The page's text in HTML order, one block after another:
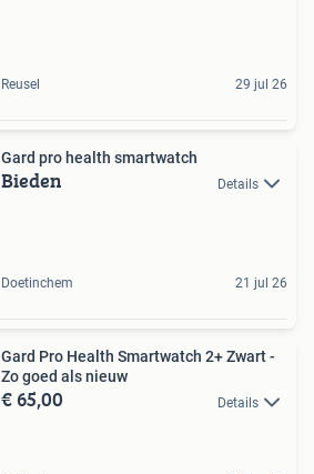
Reusel 29 jul 26
Gard pro health smartwatch
Bieden Details
Doetinchem 21 jul 26
Gard Pro Health Smartwatch 2+ Zwart -
Zo goed als nieuw
€ 65,00 Details